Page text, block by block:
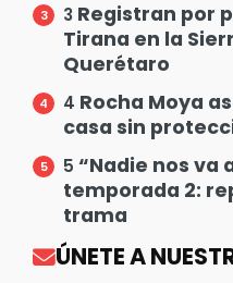
3 Registran por
Tirana en la
Querétaro
4 Rocha Moya
casa sin
5 “Nadie nos va
temporada 2:
trama
ÚNETE A